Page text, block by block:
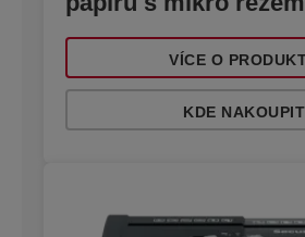
VÍCE O
KDE NAKOUPIT